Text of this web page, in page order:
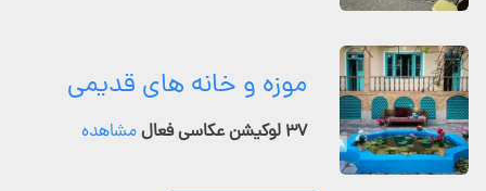
موزه و خانه های قدیمی
۳۷ لوکیشن عکاسی فعال مشاهده